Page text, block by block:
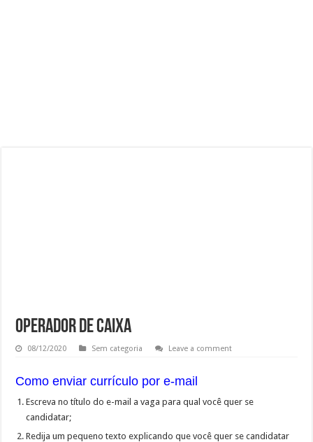
Operador de Caixa
08/12/2020 Sem categoria Leave a comment
Como enviar currículo por e-mail
Escreva no título do e-mail a vaga para qual você quer se
candidatar;
Redija um pequeno texto explicando que você quer se candidatar